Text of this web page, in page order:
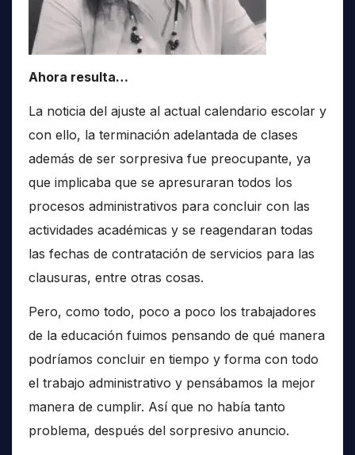
Ahora resulta…
La noticia del ajuste al actual calendario escolar y
con ello, la terminación adelantada de clases
además de ser sorpresiva fue preocupante, ya
que implicaba que se apresuraran todos los
procesos administrativos para concluir con las
actividades académicas y se reagendaran todas
las fechas de contratación de servicios para las
clausuras, entre otras cosas.
Pero, como todo, poco a poco los trabajadores
de la educación fuimos pensando de qué manera
podríamos concluir en tiempo y forma con todo
el trabajo administrativo y pensábamos la mejor
manera de cumplir. Así que no había tanto
problema, después del sorpresivo anuncio.